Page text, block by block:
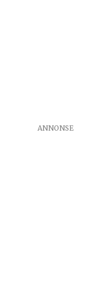
ANNONSE